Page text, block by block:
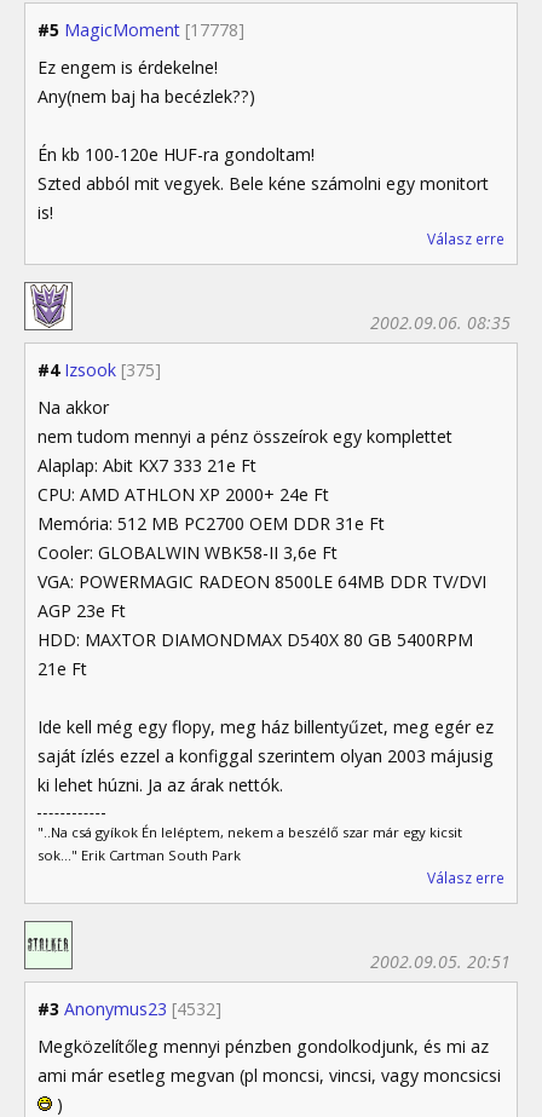
#5 MagicMoment [17778]
Ez engem is érdekelne!
Any(nem baj ha becézlek??)
Én kb 100-120e HUF-ra gondoltam!
Szted abból mit vegyek. Bele kéne számolni egy monitort
is!
Válasz erre
#4 Izsook [375]
2002.09.06. 08:35
Na akkor
nem tudom mennyi a pénz összeírok egy komplettet
Alaplap: Abit KX7 333 21e Ft
CPU: AMD ATHLON XP 2000+ 24e Ft
Memória: 512 MB PC2700 OEM DDR 31e Ft
Cooler: GLOBALWIN WBK58-II 3,6e Ft
VGA: POWERMAGIC RADEON 8500LE 64MB DDR TV/DVI
AGP 23e Ft
HDD: MAXTOR DIAMONDMAX D540X 80 GB 5400RPM
21e Ft
Ide kell még egy flopy, meg ház billentyűzet, meg egér ez
saját ízlés ezzel a konfiggal szerintem olyan 2003 májusig
ki lehet húzni. Ja az árak nettók.
"..Na csá gyíkok Én leléptem, nekem a beszélő szar már egy kicsit
sok..." Erik Cartman South Park
Válasz erre
#3 Anonymus23 [4532]
2002.09.05. 20:51
Megközelítőleg mennyi pénzben gondolkodjunk, és mi az
ami már esetleg megvan (pl moncsi, vincsi, vagy moncsicsi
)